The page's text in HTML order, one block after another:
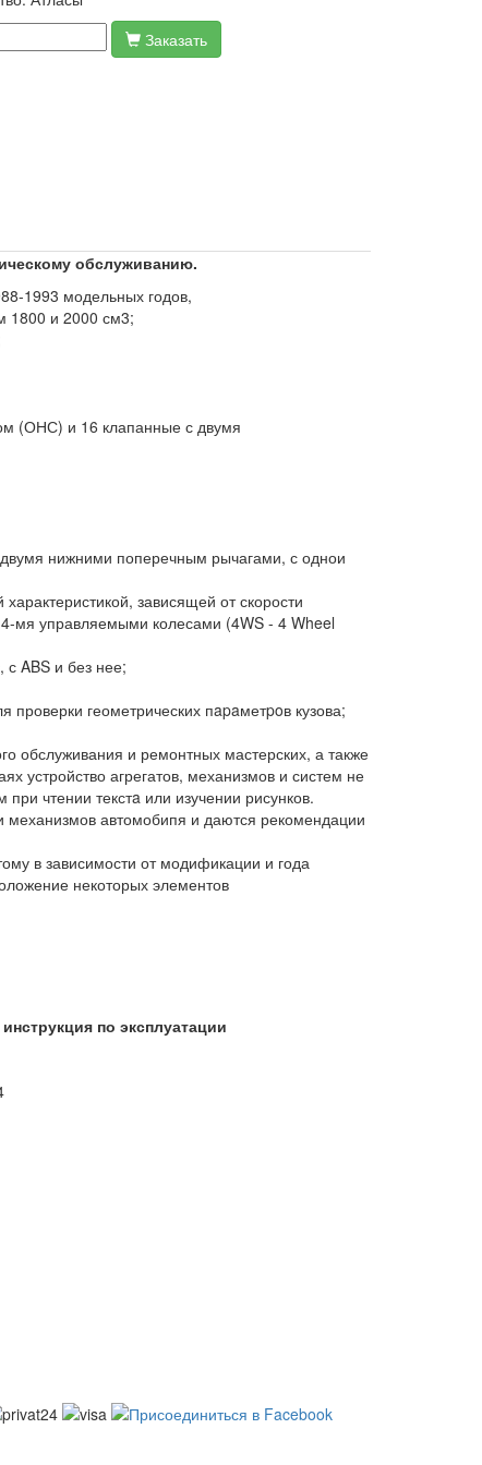
Заказать
обслуживанию.
1993 модельных годов,
1800 и 2000 см3;
(ОНС) и 16 клапанные с двумя
нижними поперечным рычагами, с однои
зависящей от скорости
мя управляемыми колесами (4WS - 4 Wheel
ABS и без нее;
проверки геометрических пapaметpoв кузова;
обслуживания и ремонтных мастерских, а также
устройство агрегатов, механизмов и систем не
чтении текстa или изучении рисунков.
механизмов автомобипя и даются рекомендации
в зависимости от модификации и года
некоторых элементов
по эксплуатации